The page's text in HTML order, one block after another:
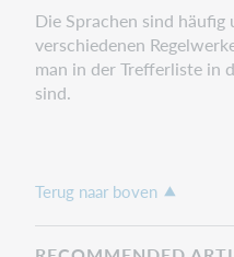
Die Sprachen sind
verschiedenen
man in der Trefferliste in
sind.
Terug naar boven